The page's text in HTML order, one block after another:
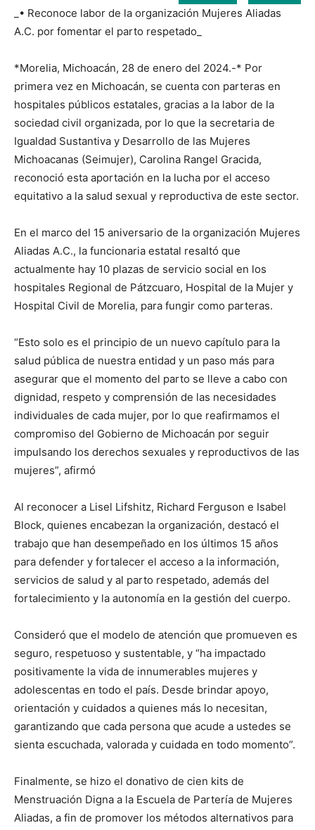
_• Reconoce labor de la organización Mujeres Aliadas
A.C. por fomentar el parto respetado_
*Morelia, Michoacán, 28 de enero del 2024.-* Por
primera vez en Michoacán, se cuenta con parteras en
hospitales públicos estatales, gracias a la labor de la
sociedad civil organizada, por lo que la secretaria de
Igualdad Sustantiva y Desarrollo de las Mujeres
Michoacanas (Seimujer), Carolina Rangel Gracida,
reconoció esta aportación en la lucha por el acceso
equitativo a la salud sexual y reproductiva de este sector.
En el marco del 15 aniversario de la organización Mujeres
Aliadas A.C., la funcionaria estatal resaltó que
actualmente hay 10 plazas de servicio social en los
hospitales Regional de Pátzcuaro, Hospital de la Mujer y
Hospital Civil de Morelia, para fungir como parteras.
“Esto solo es el principio de un nuevo capítulo para la
salud pública de nuestra entidad y un paso más para
asegurar que el momento del parto se lleve a cabo con
dignidad, respeto y comprensión de las necesidades
individuales de cada mujer, por lo que reafirmamos el
compromiso del Gobierno de Michoacán por seguir
impulsando los derechos sexuales y reproductivos de las
mujeres”, afirmó
Al reconocer a Lisel Lifshitz, Richard Ferguson e Isabel
Block, quienes encabezan la organización, destacó el
trabajo que han desempeñado en los últimos 15 años
para defender y fortalecer el acceso a la información,
servicios de salud y al parto respetado, además del
fortalecimiento y la autonomía en la gestión del cuerpo.
Consideró que el modelo de atención que promueven es
seguro, respetuoso y sustentable, y “ha impactado
positivamente la vida de innumerables mujeres y
adolescentas en todo el país. Desde brindar apoyo,
orientación y cuidados a quienes más lo necesitan,
garantizando que cada persona que acude a ustedes se
sienta escuchada, valorada y cuidada en todo momento”.
Finalmente, se hizo el donativo de cien kits de
Menstruación Digna a la Escuela de Partería de Mujeres
Aliadas, a fin de promover los métodos alternativos para